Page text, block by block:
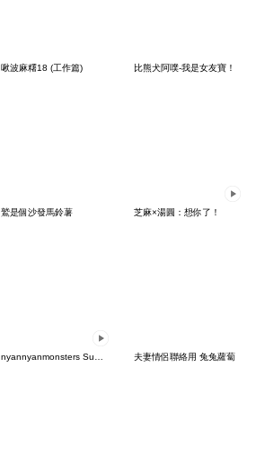
啾波麻糬18 (工作篇) 比熊犬阿噗-我是女友寶！
鷲是個沙發馬鈴薯 芝麻×湯圓：想你了！
nyannyanmonsters Summer ver. 夫妻情侶聯絡用 兔兔蘿蔔